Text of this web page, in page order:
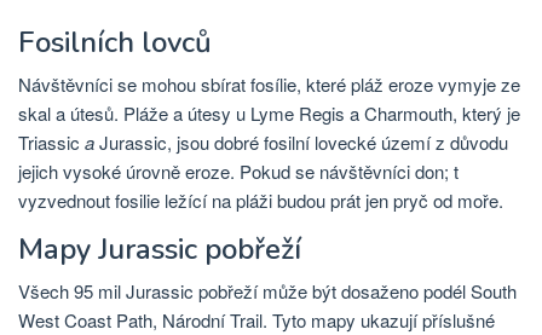
Fosilních lovců
Návštěvníci se mohou sbírat fosílie, které pláž eroze vymyje ze
skal a útesů. Pláže a útesy u Lyme Regis a Charmouth, který je
Triassic aJurassic, jsou dobré fosilní lovecké území z důvodu
jejich vysoké úrovně eroze. Pokud se návštěvníci don; t
vyzvednout fosilie ležící na pláži budou prát jen pryč od moře.
Mapy Jurassic pobřeží
Všech 95 mil Jurassic pobřeží může být dosaženo podél South
West Coast Path, Národní Trail. Tyto mapy ukazují příslušné